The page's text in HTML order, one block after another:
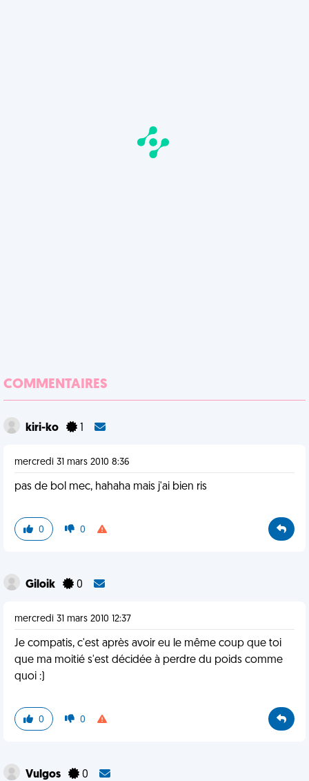
COMMENTAIRES
kiri-ko
mercredi 31 mars 2010 8:36
pas de bol mec, hahaha mais j'ai bien ris
0 0
Giloik 0
mercredi 31 mars 2010 12:37
Je compatis, c'est après avoir eu le même coup que toi
que ma moitié s'est décidée à perdre du poids comme
quoi :)
0 0
Vulgos 0